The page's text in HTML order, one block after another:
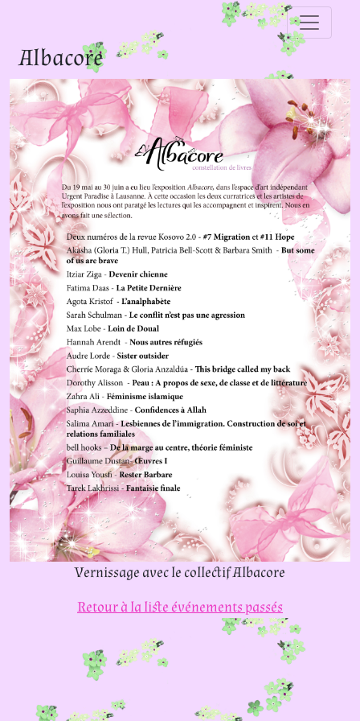
Albacore
Previous Next
Vernissage avec le collectif Albacore
Retour à la liste événements passés